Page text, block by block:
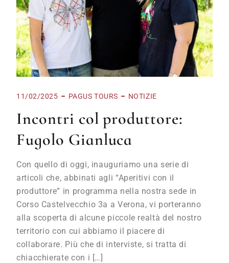
11/02/2025 PAGUS TOURS NOTIZIE
Incontri col produttore:
Fugolo Gianluca
Con quello di oggi, inauguriamo una serie di
articoli che, abbinati agli “Aperitivi con il
produttore” in programma nella nostra sede in
Corso Castelvecchio 3a a Verona, vi porteranno
alla scoperta di alcune piccole realtà del nostro
territorio con cui abbiamo il piacere di
collaborare. Più che di interviste, si tratta di
chiacchierate con i […]